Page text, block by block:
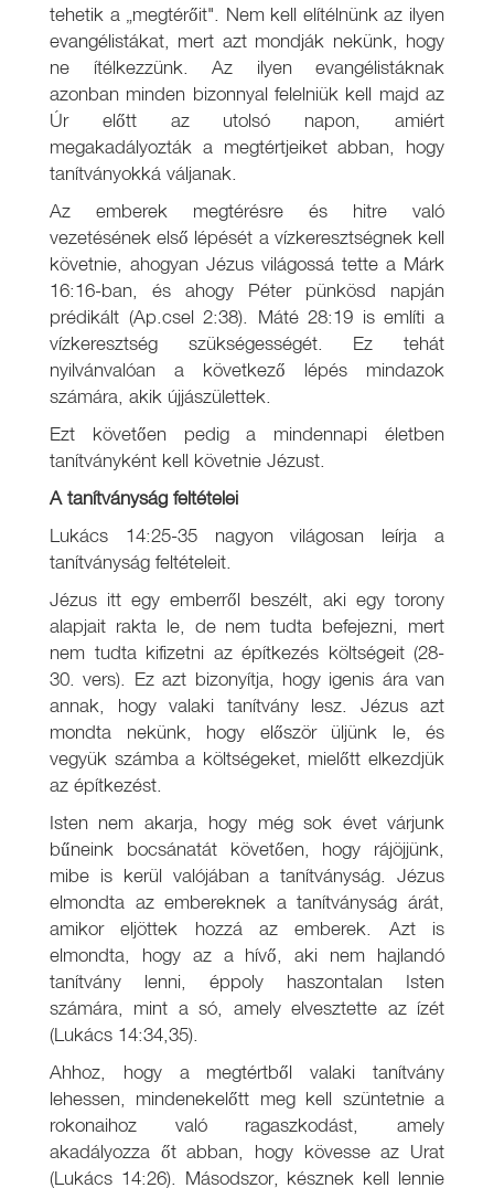
tehetik a „megtérőit". Nem kell elítélnünk az ilyen
evangélistákat, mert azt mondják nekünk, hogy
ne ítélkezzünk. Az ilyen evangélistáknak
azonban minden bizonnyal felelniük kell majd az
Úr előtt az utolsó napon, amiért
megakadályozták a megtértjeiket abban, hogy
tanítványokká váljanak.
Az emberek megtérésre és hitre való
vezetésének első lépését a vízkeresztségnek kell
követnie, ahogyan Jézus világossá tette a Márk
16:16-ban, és ahogy Péter pünkösd napján
prédikált (Ap.csel 2:38). Máté 28:19 is említi a
vízkeresztség szükségességét. Ez tehát
nyilvánvalóan a következő lépés mindazok
számára, akik újjászülettek.
Ezt követően pedig a mindennapi életben
tanítványként kell követnie Jézust.
A tanítványság feltételei
Lukács 14:25-35 nagyon világosan leírja a
tanítványság feltételeit.
Jézus itt egy emberről beszélt, aki egy torony
alapjait rakta le, de nem tudta befejezni, mert
nem tudta kifizetni az építkezés költségeit (28-
30. vers). Ez azt bizonyítja, hogy igenis ára van
annak, hogy valaki tanítvány lesz. Jézus azt
mondta nekünk, hogy először üljünk le, és
vegyük számba a költségeket, mielőtt elkezdjük
az építkezést.
Isten nem akarja, hogy még sok évet várjunk
bűneink bocsánatát követően, hogy rájöjjünk,
mibe is kerül valójában a tanítványság. Jézus
elmondta az embereknek a tanítványság árát,
amikor eljöttek hozzá az emberek. Azt is
elmondta, hogy az a hívő, aki nem hajlandó
tanítvány lenni, éppoly haszontalan Isten
számára, mint a só, amely elvesztette az ízét
(Lukács 14:34,35).
Ahhoz, hogy a megtértből valaki tanítvány
lehessen, mindenekelőtt meg kell szüntetnie a
rokonaihoz való ragaszkodást, amely
akadályozza őt abban, hogy kövesse az Urat
(Lukács 14:26). Másodszor, késznek kell lennie